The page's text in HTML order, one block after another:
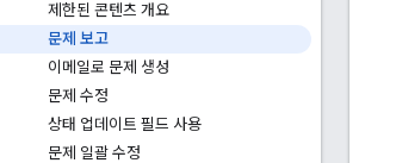
제한된 콘텐츠 개요
문제 보고
이메일로 문제 생성
문제 수정
상태 업데이트 필드 사용
문제 일괄 수정